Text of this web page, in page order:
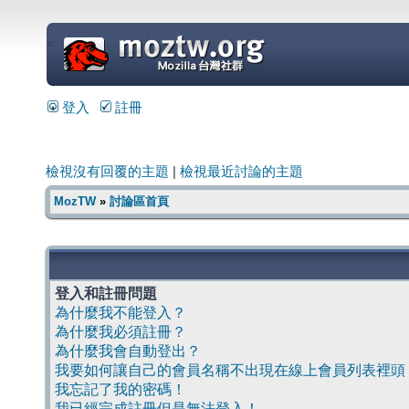
=
登入 註冊
檢視沒有回覆的主題 檢視最近討論的主題
MozTW» 討論區首頁
登入和註冊問題
為什麼我不能登入？
為什麼我必須註冊？
為什麼我會自動登出？
我要如何讓自己的會員名稱不出現在線上會員列表裡頭
我忘記了我的密碼！